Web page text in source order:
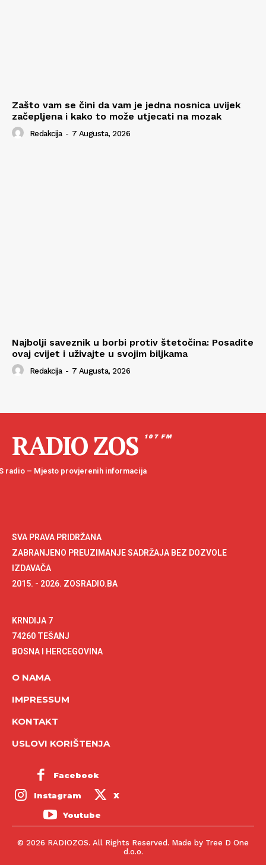
Zašto vam se čini da vam je jedna nosnica uvijek
začepljena i kako to može utjecati na mozak
Redakcija - 7 Augusta, 2026
Najbolji saveznik u borbi protiv štetočina: Posadite
ovaj cvijet i uživajte u svojim biljkama
Redakcija - 7 Augusta, 2026
RADIO ZOS 107 FM
radio – Mjesto provjerenih informacija
SVA PRAVA PRIDRŽANA
ZABRANJENO PREUZIMANJE SADRŽAJA BEZ DOZVOLE
IZDAVAČA
2015. - 2026. ZOSRADIO.BA
KRNDIJA 7
74260 TEŠANJ
BOSNA I HERCEGOVINA
O NAMA
IMPRESSUM
KONTAKT
USLOVI KORIŠTENJA
Facebook
Instagram X
Youtube
© 2026 RADIOZOS. All Rights Reserved. Made by Tree D One
d.o.o.